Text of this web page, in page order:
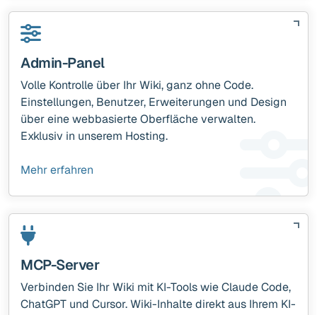
Admin-Panel
Volle Kontrolle über Ihr Wiki, ganz ohne Code.
Einstellungen, Benutzer, Erweiterungen und Design
über eine webbasierte Oberfläche verwalten.
Exklusiv in unserem Hosting.
Mehr erfahren
MCP-Server
Verbinden Sie Ihr Wiki mit KI-Tools wie Claude Code,
ChatGPT und Cursor. Wiki-Inhalte direkt aus Ihrem KI-